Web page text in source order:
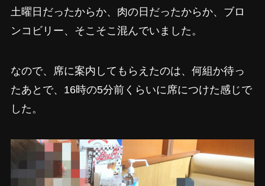
土曜日だったからか、肉の日だったからか、ブロ
ンコビリー、そこそこ混んでいました。
なので、席に案内してもらえたのは、何組か待っ
たあとで、16時の5分前くらいに席につけた感じで
した。